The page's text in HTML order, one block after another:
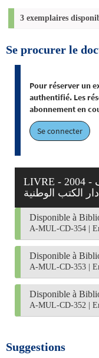
3 exemplaires
Se procurer le
Pour réserver un
authentifié. Les
abonnement en
Se connecter
LIVRE - 2004 - نماذج من مخطوطات مصاحف
Disponible à
A-MUL-CD-354
Disponible à
A-MUL-CD-353
Disponible à
A-MUL-CD-352
Suggestions